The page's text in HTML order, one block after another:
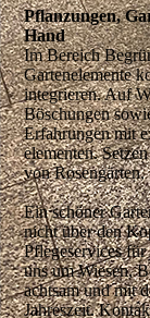
Pflanzungen,
Hand
Im Bereich
Garten­elemente
integrieren. Auf
Böschungen
Erfahrungen mit
elementen.
von
Ein schöner
nicht über den
Pflege­services
uns um Wiesen,
achtsam und mit
Jahreszeit.